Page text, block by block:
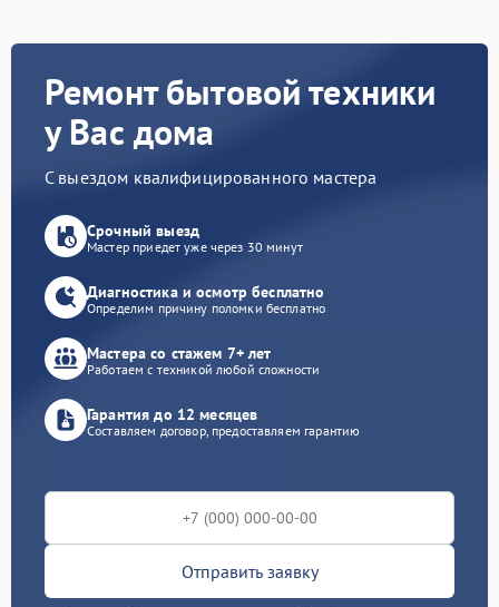
Ремонт бытовой техники
у Вас дома
С выездом квалифицированного мастера
Срочный выезд
Мастер приедет уже через 30 минут
Диагностика и осмотр бесплатно
Определим причину поломки бесплатно
Мастера со стажем 7+ лет
Работаем с техникой любой сложности
Гарантия до 12 месяцев
Составляем договор, предоставляем гарантию
Отправить заявку